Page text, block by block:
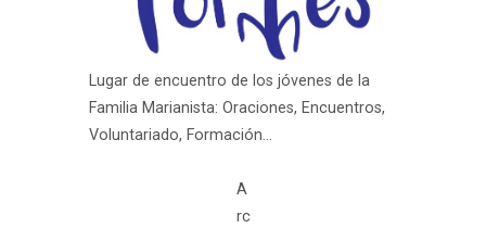
Lugar de encuentro de los jóvenes de la
Familia Marianista: Oraciones, Encuentros,
Voluntariado, Formación…
A
rc